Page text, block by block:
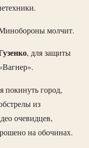
молчит.
, для защиты
город,
из
очевидцев,
на обочинах.